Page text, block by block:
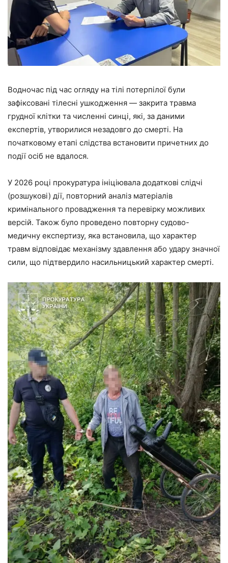
Водночас під час огляду на тілі потерпілої були
зафіксовані тілесні ушкодження — закрита травма
грудної клітки та численні синці, які, за даними
експертів, утворилися незадовго до смерті. На
початковому етапі слідства встановити причетних до
події осіб не вдалося.
У 2026 році прокуратура ініціювала додаткові слідчі
(розшукові) дії, повторний аналіз матеріалів
кримінального провадження та перевірку можливих
версій. Також було проведено повторну судово-
медичну експертизу, яка встановила, що характер
травм відповідає механізму здавлення або удару значної
сили, що підтвердило насильницький характер смерті.